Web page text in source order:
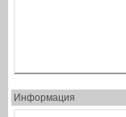
Информация